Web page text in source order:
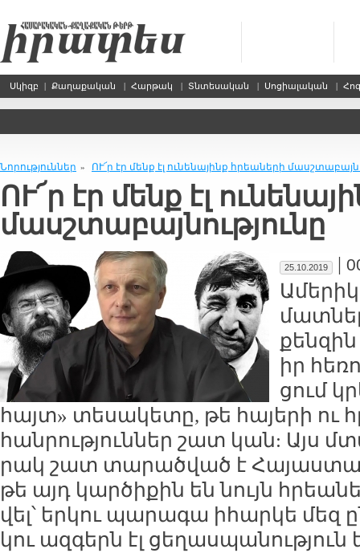
Սկիզբ | Քաղաքական | Հարթակ | Տնտեսական | Սոցիալական |
Նորություններ » ՈՒ՜ր էր մենք էլ ու­նե­նա­յինք հրեա­նե­րի
ՈՒ՜ր էր մենք էլ
մասշ­տա­բայ­նութ­յու­նը
25.10.2019 |
իր
ցում
հայտ» տե­սա­կե­տը, թե հա­յե­րի ու
հան­րու­թյուն­ներ շատ կան: Այս
րակ շատ տա­րած­ված է
թե այդ կար­ծի­քին են նույն
վել՝ եր­կու պա­րա­գա ի­հար­կե մեզ
կու ազ­գերն էլ